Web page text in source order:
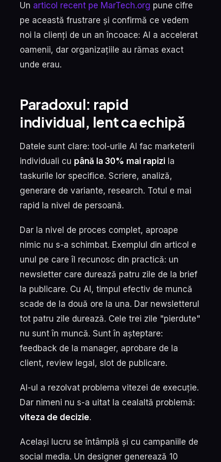
Un articol recent pe MarTech.org pune cifre
pe această frustrare și confirmă ce vedem
noi la clienți de un an încoace: AI a accelerat
oamenii, dar organizațiile au rămas exact
unde erau.
Paradoxul: rapid
individual, lent ca echipă
Datele sunt clare: tool-urile AI fac marketerii
individuali cu până la 30% mai rapizi la
taskurile lor specifice. Scriere, analiză,
generare de variante, research. Totul e mai
rapid la nivel de persoană.
Dar la nivel de proces complet, aproape
nimic nu s-a schimbat. Exemplul din articol e
unul pe care îl recunosc din practică: un
newsletter care durează patru zile de la brief
la publicare. Cu AI, timpul efectiv de muncă
scade de la două ore la una. Dar newsletterul
tot patru zile durează. Cele trei zile "pierdute"
nu sunt în muncă. Sunt în așteptare:
feedback de la manager, aprobare de la
client, review legal, slot de publicare.
AI-ul a rezolvat problema vitezei de execuție.
Dar nimeni nu s-a uitat la cealaltă problemă:
viteza de decizie.
Același lucru se întâmplă și cu campaniile de
social media. Un designer generează 10